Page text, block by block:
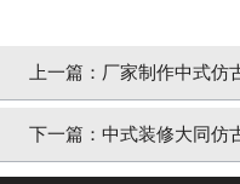
上一篇： 厂家制作中式仿
光」
下一篇： 中式装修大同仿